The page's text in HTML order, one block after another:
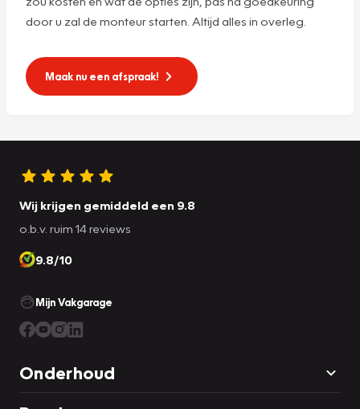
door u zal de monteur starten. Altijd alles in overleg.
Maak nu een afspraak!
Wij krijgen gemiddeld een 9.8
o.b.v. ruim 14 reviews
9.8/10
Mijn Vakgarage
Onderhoud